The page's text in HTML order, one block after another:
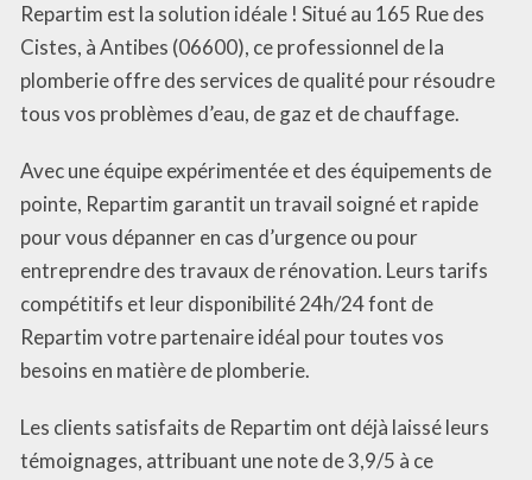
Repartim est la solution idéale ! Situé au 165 Rue des
Cistes, à Antibes (06600), ce professionnel de la
plomberie offre des services de qualité pour résoudre
tous vos problèmes d’eau, de gaz et de chauffage.
Avec une équipe expérimentée et des équipements de
pointe, Repartim garantit un travail soigné et rapide
pour vous dépanner en cas d’urgence ou pour
entreprendre des travaux de rénovation. Leurs tarifs
compétitifs et leur disponibilité 24h/24 font de
Repartim votre partenaire idéal pour toutes vos
besoins en matière de plomberie.
Les clients satisfaits de Repartim ont déjà laissé leurs
témoignages, attribuant une note de 3,9/5 à ce